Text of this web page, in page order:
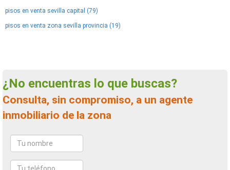
pisos en venta sevilla capital (79)
pisos en venta zona sevilla provincia (19)
¿No encuentras lo que buscas?
Consulta, sin compromiso, a un agente
inmobiliario de la zona